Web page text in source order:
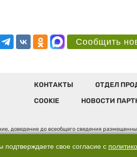
Сообщить
КОНТАКТЫ ОТДЕЛ
COOKIE
НОВОСТИ
доведение до всеобщего сведения
Федеральной службой по надзору в сфере
ответственностью "66.ру". Юридический
ул. Бориса Ельцина, д. 3, оф. 7015, +7
подтверждаете свое согласие с